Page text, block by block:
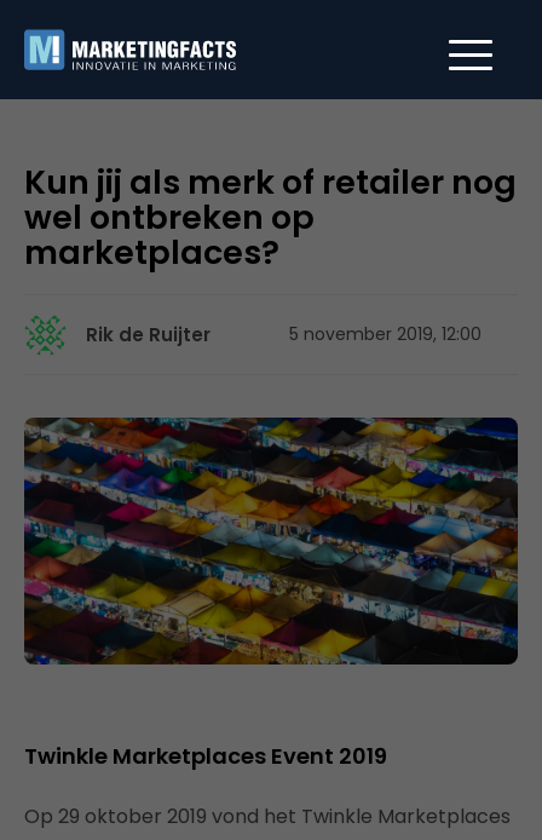
Kun jij als merk of retailer nog
wel ontbreken op
marketplaces?
Rik de Ruijter 5 november 2019, 12:00
Twinkle Marketplaces Event 2019
Op 29 oktober 2019 vond het Twinkle Marketplaces